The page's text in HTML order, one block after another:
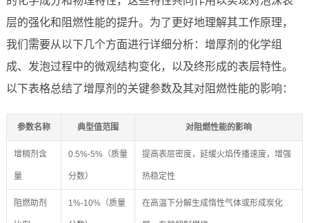
层的强化和阻燃性能的提升。为了更好地理解其工作原理，
我们需要从以下几个方面进行详细分析：增厚剂的化学组
成、发泡过程中的微观结构变化，以及终形成的表层特性。
以下表格总结了增厚剂的关键参数及其对阻燃性能的影响：
参数名称 典型值范围 对阻燃性能的影响
增稠剂含
量
0.5%-5%（质量
分数）
提高表层密度，延缓火焰传播速度，增强
热稳定性
阻燃助剂 1%-10%（质量 在高温下分解生成惰性气体或形成炭化